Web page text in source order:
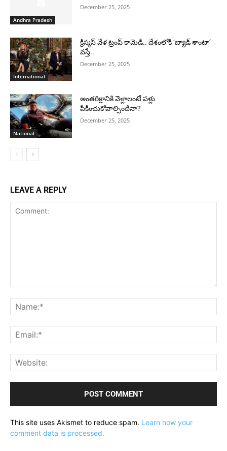
Andhra Pradesh
December 25, 2025
International
క్రిస్మస్ వేళ ట్రంప్ కామెడీ.. దేశంలోకి ‘బ్యాడ్ శాంటా’
వస్తే..
December 25, 2025
National
అంతరిక్షానికి వెళ్లాలంటే పళ్లు
పీకించుకోవాల్సిందేనా?
December 25, 2025
LEAVE A REPLY
This site uses Akismet to reduce spam. Learn how your
comment data is processed.